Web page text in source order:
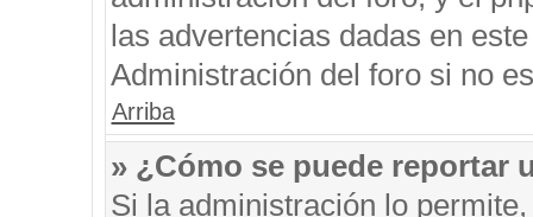
las advertencias dadas en
Administración del foro si no
Arriba
» ¿Cómo se puede reportar
Si la administración lo